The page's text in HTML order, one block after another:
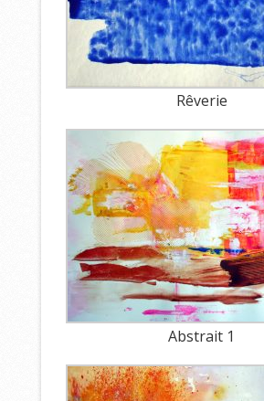
Rêverie
Abstrait 1